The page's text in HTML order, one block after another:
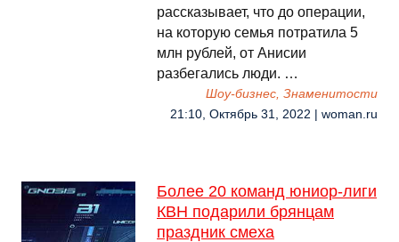
рассказывает, что до операции,
на которую семья потратила 5
млн рублей, от Анисии
разбегались люди. …
Шоу-бизнес, Знаменитости
21:10, Октябрь 31, 2022 | woman.ru
Более 20 команд юниор-лиги
КВН подарили брянцам
праздник смеха